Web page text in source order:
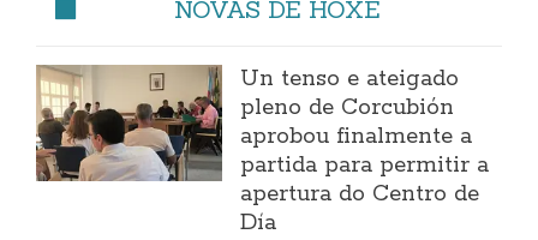
NOVAS DE HOXE
Un tenso e ateigado
pleno de Corcubión
aprobou finalmente a
partida para permitir a
apertura do Centro de
Día